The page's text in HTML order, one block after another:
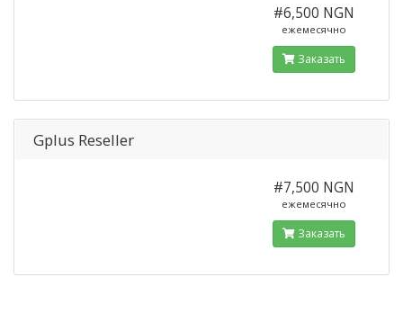
#6,500 NGN
ежемесячно
Заказать
Gplus Reseller
#7,500 NGN
ежемесячно
Заказать